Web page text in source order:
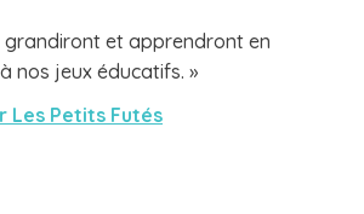
grandiront et apprendront en
nos jeux éducatifs. »
Les Petits Futés